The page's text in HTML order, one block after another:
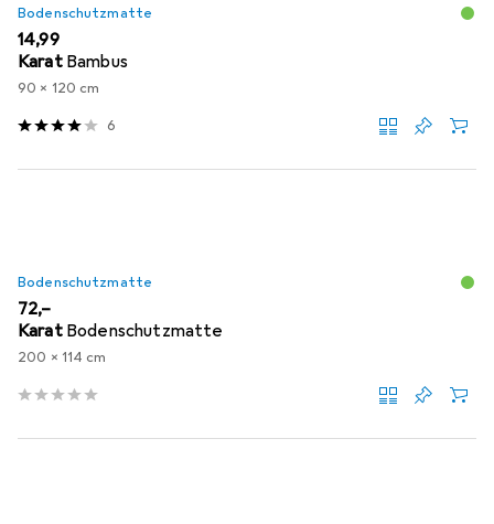
Bodenschutzmatte
EUR
14,99
Karat Bambus
90 x 120 cm
6
Bodenschutzmatte
EUR
72,–
Karat Bodenschutzmatte
200 x 114 cm